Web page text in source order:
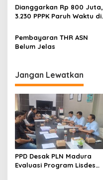
Dianggarkan Rp 800 Juta,
3.230 PPPK Paruh Waktu di
Segini
Pembayaran THR ASN
Belum Jelas
Jangan Lewatkan
PPD Desak PLN Madura
Evaluasi Program Lisdes